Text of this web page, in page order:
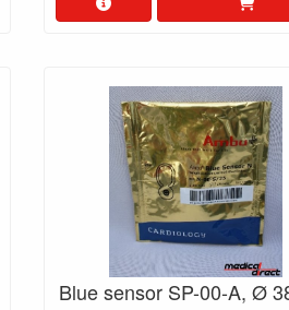
Blue sensor SP-00-A, Ø